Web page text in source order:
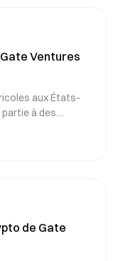
Ventures
aux États-
à des
de Gate